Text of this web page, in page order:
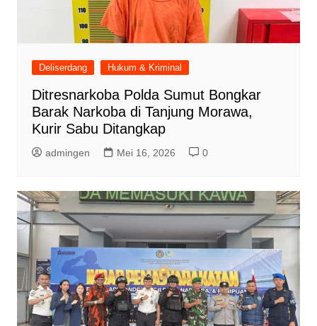
Deliserdang Hukum & Kriminal
Ditresnarkoba Polda Sumut Bongkar
Barak Narkoba di Tanjung Morawa,
Kurir Sabu Ditangkap
admingen Mei 16, 2026 0